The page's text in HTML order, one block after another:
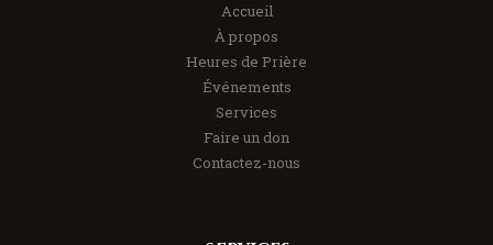
Accueil
À propos
Heures de Prière
Événements
Services
Faire un don
Contactez-nous